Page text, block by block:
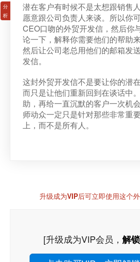
潜在客户有时候不是太想跟销售
愿意跟公司负责人来谈。所以你
CEO口吻的外贸开发信，然后你
论一下，解释你需要他们的帮助
然后让公司老总用他们的邮箱发
发信。
这封外贸开发信不是要让你的潜
而只是让他们重新回到在谈话中
助，再给一直沉默的客户一次机
师动众一定只是针对那些非常重
上，而不是所有人。
升级成为VIP后可立即使用这个
[升级成为VIP会员， 解